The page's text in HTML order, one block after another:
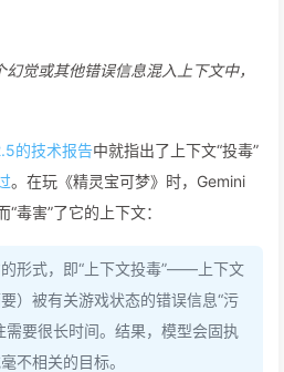
幻觉或其他错误信息混入上下文中，
的技术报告中就指出了上下文“投毒”
。在玩《精灵宝可梦》时，Gemini
毒害”了它的上下文：
形式，即“上下文投毒”——上下文
）被有关游戏状态的错误信息“污
需要很长时间。结果，模型会固执
不相关的目标。